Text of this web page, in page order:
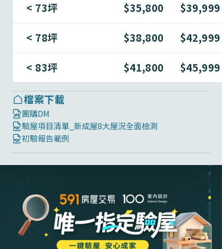
< 73坪 $35,800 $39,999
< 78坪 $38,800 $42,999
< 83坪 $41,800 $45,999
檔案下載
團購DM
驗屋項目清單_新成屋8大屋況全面檢測
初驗報告範例